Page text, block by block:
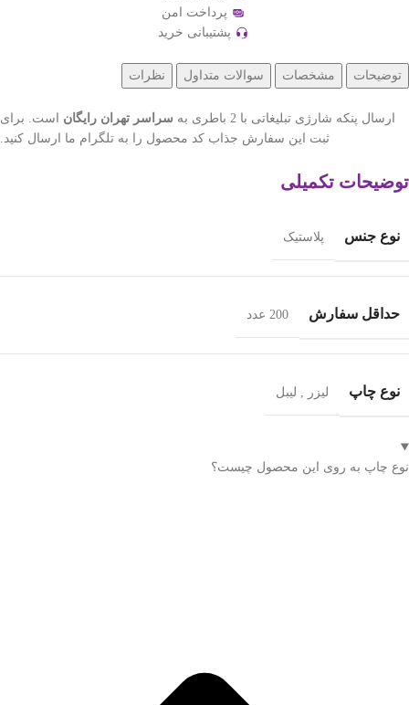
پرداخت امن
پشتیبانی خرید
توضیحات مشخصات سوالات متداول نظرات
ارسال پنکه شارژی تبلیغاتی با 2 باطری به سراسر تهران رایگان است. برای
ثبت این سفارش جذاب کد محصول را به تلگرام ما ارسال کنید.
توضیحات تکمیلی
نوع جنس پلاستیک
حداقل سفارش 200 عدد
نوع چاپ لیزر , لیبل
نوع چاپ به روی این محصول چیست؟